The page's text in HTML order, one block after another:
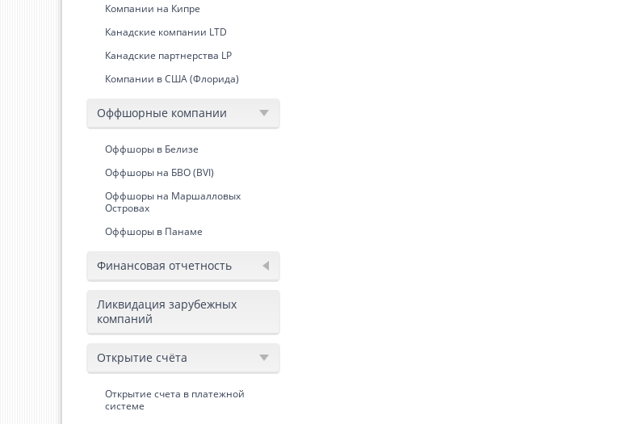
Компании на Кипре
Канадские компании LTD
Канадские партнерства LP
Компании в США (Флорида)
Оффшорные компании
Оффшоры в Белизе
Оффшоры на БВО (BVI)
Оффшоры на Маршалловых
Островах
Оффшоры в Панаме
Финансовая отчетность
Ликвидация зарубежных
компаний
Открытие счёта
Открытие счета в платежной
системе